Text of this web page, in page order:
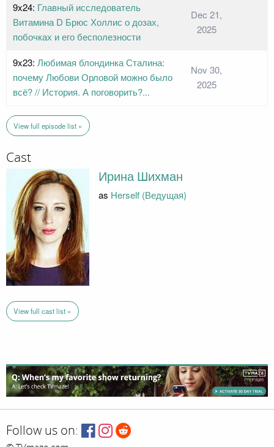
9x24: Главный исследователь
Витамина D Брюс Холлис о дозах,
побочках и его бесполезности
Dec 21,
2025
9x23: Любимая блондинка Сталина:
почему Любови Орловой можно было
всё? // История. А поговорить?...
Nov 30,
2025
View full episode list »
Cast
Ирина Шихман
as Herself (Ведущая)
View full cast list »
Follow us on: